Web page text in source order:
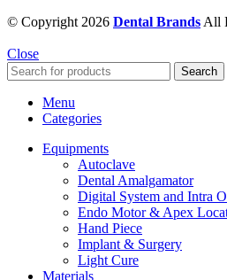
© Copyright 2026 Dental Brands All
Close
Search
Menu
Categories
Equipments
Autoclave
Dental Amalgamator
Digital System and Intra
Endo Motor & Apex
Hand Piece
Implant & Surgery
Light Cure
Materials